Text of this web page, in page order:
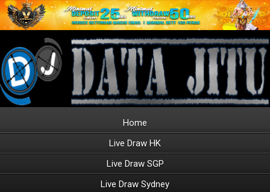
Home
Live Draw HK
Live Draw SGP
Live Draw Sydney